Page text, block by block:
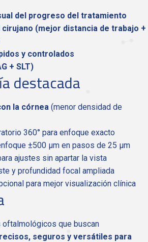
del progreso del tratamiento
(mejor distancia de trabajo +
y controlados
+ SLT)
destacada
la córnea (menor densidad de
360° para enfoque exacto
±500 μm en pasos de 25 μm
ajustes sin apartar la vista
y profundidad focal ampliada
para mejor visualización clínica
que buscan
seguros y versátiles para